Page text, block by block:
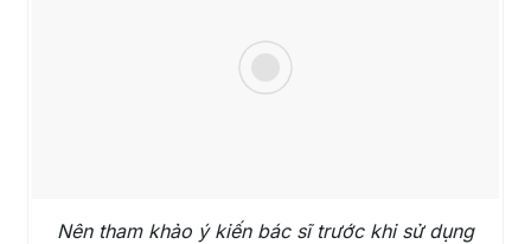
Nên tham khảo ý kiến bác sĩ trước khi sử dụng